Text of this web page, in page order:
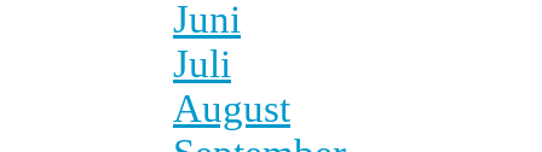
Juni
Juli
August